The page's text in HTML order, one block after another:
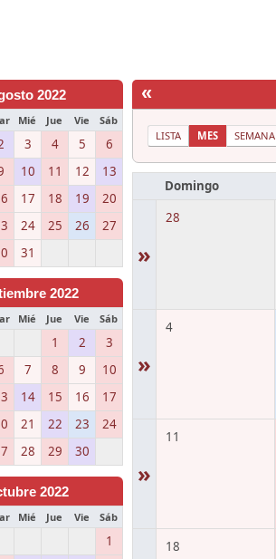
2022
Mié Jue Vie Sáb
3 4 5
6
10 11 12
13
17 18 19
20
24 25 26
27
31
2022
Mié Jue Vie Sáb
1 2
3
7 8 9
10
14 15 16
17
21 22 23
24
28 29 30
2022
Mié Jue Vie Sáb
1
«
LISTA MES SEMANA
Domingo
»
28
»
4
»
11
18